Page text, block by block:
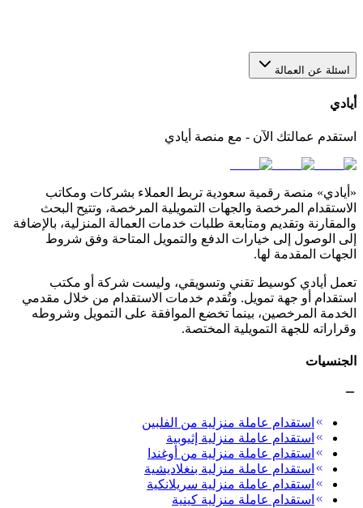
اسئلة عن العمالة
أيادي
استقدم عمالتك الآن - مع منصة أيادي
«أيادي» منصة رقمية سعودية تربط العملاء بشركات ومكاتب
الاستقدام المرخصة والجهات التمويلية المرخصة، وتتيح البحث
والمقارنة وتقديم ومتابعة طلبات خدمات العمالة المنزلية، بالإضافة
إلى الوصول إلى خيارات الدفع والتمويل المتاحة وفق شروط
الجهات المقدمة لها.
تعمل أيادي كوسيط تقني وتسويقي، وليست شركة أو مكتب
استقدام أو جهة تمويل. وتُقدم خدمات الاستقدام من خلال مقدمي
الخدمة المرخصين، بينما تخضع الموافقة على التمويل وشروطه
وقراراته للجهة التمويلية المختصة.
الجنسيات
استقدام عاملة منزلية من الفلبين
استقدام عاملة منزلية إثيوبية
استقدام عاملة منزلية من أوغندا
استقدام عاملة منزلية بنغلاديشية
استقدام عاملة منزلية سريلانكية
استقدام عاملة منزلية كينية